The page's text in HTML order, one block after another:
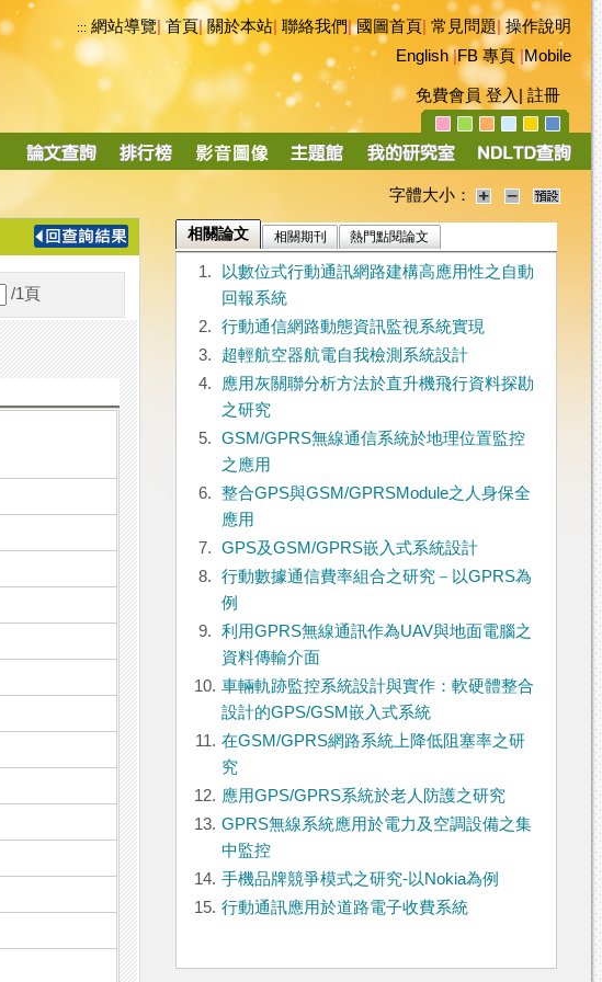
::: 網站導覽|首頁|關於本站 聯絡我們|國圖首頁 常見問題|操作說明
English|FB 專頁|Mobile
免費會員 登入 註冊
導
字體大小：
/1 頁
相關論文 相關期刊 熱門點閱論文
1.
以數位式行動通訊網路建構高應用性之自動
回報系統
2.
行動通信網路動態資訊監視系統實現
3.
超輕航空器航電自我檢測系統設計
4.
應用灰關聯分析方法於直升機飛行資料探勘
之研究
5.
GSM/GPRS無線通信系統於地理位置監控
之應用
6.
整合GPS與GSM/GPRSModule之人身保全
應用
7.
GPS及GSM/GPRS嵌入式系統設計
8.
行動數據通信費率組合之研究－以GPRS為
例
9.
利用GPRS無線通訊作為UAV與地面電腦之
資料傳輸介面
10. 車輛軌跡監控系統設計與實作：軟硬體整合
設計的GPS/GSM嵌入式系統
11. 在GSM/GPRS網路系統上降低阻塞率之研
究
12. 應用GPS/GPRS系統於老人防護之研究
13. GPRS無線系統應用於電力及空調設備之集
中監控
14. 手機品牌競爭模式之研究-以Nokia為例
15. 行動通訊應用於道路電子收費系統